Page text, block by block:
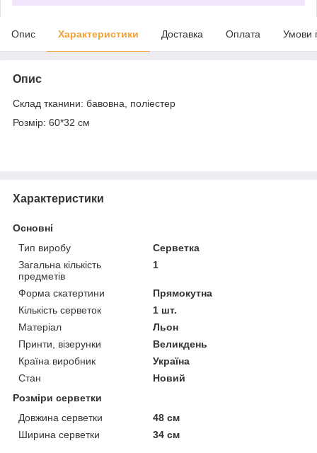
Опис Характеристики Доставка Оплата Умови
Опис
Склад тканини: бавовна, поліестер
Розмір: 60*32 см
Характеристики
Основні
Тип виробу
Серветка
Загальна кількість
предметів
1
Форма скатертини
Прямокутна
Кількість серветок
1 шт.
Матеріал
Льон
Принти, візерунки
Великдень
Країна виробник
Україна
Стан
Новий
Розміри серветки
Довжина серветки
48 см
Ширина серветки
34 см